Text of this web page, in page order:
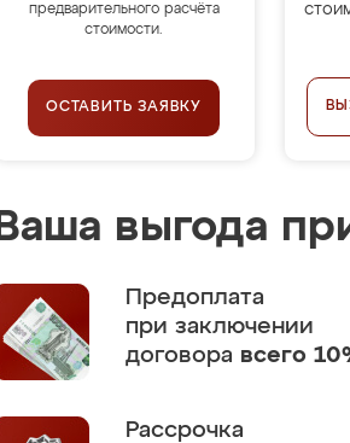
предварительного расчёта
стоимости.
ОСТАВИТЬ ЗАЯВКУ
Ваша выгода
Предоплата
при заключении
договора всего
Рассрочка